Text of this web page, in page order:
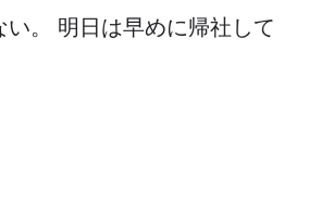
。 明日は早めに帰社して